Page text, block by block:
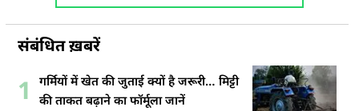
संबंधित ख़बरें
1
गर्मियों में खेत की जुताई क्यों है जरूरी… मिट्टी
की ताकत बढ़ाने का फॉर्मूला जानें